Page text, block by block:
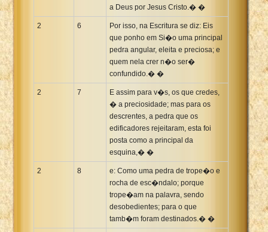
a Deus por Jesus Cristo.� �
2 6
Por isso, na Escritura se diz: Eis
que ponho em Si�o uma principal
pedra angular, eleita e preciosa; e
quem nela crer n�o ser�
confundido.� �
2 7
E assim para v�s, os que credes,
� a preciosidade; mas para os
descrentes, a pedra que os
edificadores rejeitaram, esta foi
posta como a principal da
esquina,� �
2 8
e: Como uma pedra de trope�o e
rocha de esc�ndalo; porque
trope�am na palavra, sendo
desobedientes; para o que
tamb�m foram destinados.� �